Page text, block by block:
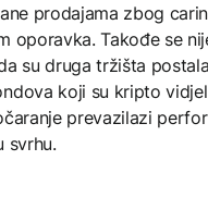
prodajama zbog
oporavka. Takođe se
su druga tržišta
koji su kripto
prevazilazi
svrhu.